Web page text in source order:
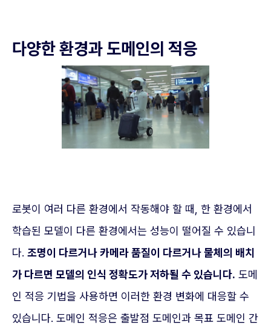
다양한 환경과 도메인의 적응
로봇이 여러 다른 환경에서 작동해야 할 때, 한 환경에서
학습된 모델이 다른 환경에서는 성능이 떨어질 수 있습니
다. 조명이 다르거나 카메라 품질이 다르거나 물체의 배치
가 다르면 모델의 인식 정확도가 저하될 수 있습니다. 도메
인 적응 기법을 사용하면 이러한 환경 변화에 대응할 수
있습니다. 도메인 적응은 출발점 도메인과 목표 도메인 간